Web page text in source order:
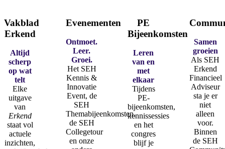
Vakblad
Erkend
Altijd
scherp
op wat
telt
Elke
uitgave
van
Erkend
staat vol
actuele
inzichten,
Evenementen
Ontmoet.
Leer.
Groei.
Het SEH
Kennis &
Innovatie
Event, de
SEH
Themabijeenkomsten,
de SEH
Collegetour
en onze
PE
Bijeenkomsten
Leren
van en
met
elkaar
Tijdens
PE-
bijeenkomsten,
kennissessies
en het
congres
blijf je
Samen
groeien
Als SEH
Erkend
Financieel
Adviseur
sta je er
niet
alleen
voor.
Binnen
de SEH